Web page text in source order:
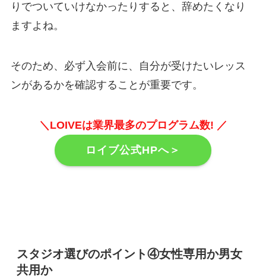
りでついていけなかったりすると、辞めたくなり
ますよね。
そのため、必ず入会前に、自分が受けたいレッス
ンがあるかを確認することが重要です。
＼LOIVEは業界最多のプログラム数! ／
ロイブ公式HPへ＞
スタジオ選びのポイント④女性専用か男女
共用か